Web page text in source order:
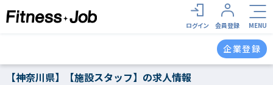
ログイン 会員登録 MENU
企業登録
【神奈川県】【施設スタッフ】の求人情報